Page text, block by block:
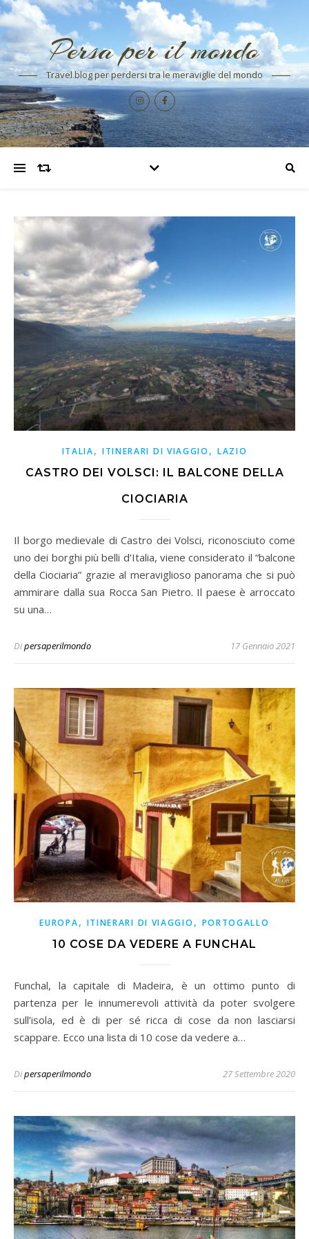
Persa per il mondo
Travel blog per perdersi tra le meraviglie del mondo
ITALIA, ITINERARI DI VIAGGIO , LAZIO
CASTRO DEI VOLSCI: IL BALCONE DELLA
CIOCIARIA
Il borgo medievale di Castro dei Volsci, riconosciuto come
uno dei borghi più belli d’Italia, viene considerato il “balcone
della Ciociaria” grazie al meraviglioso panorama che si può
ammirare dalla sua Rocca San Pietro. Il paese è arroccato
su una…
Dipersaperilmondo 17 Gennaio 2021
EUROPA, ITINERARI DI VIAGGIO , PORTOGALLO
10 COSE DA VEDERE A FUNCHAL
Funchal, la capitale di Madeira, è un ottimo punto di
partenza per le innumerevoli attività da poter svolgere
sull’isola, ed è di per sé ricca di cose da non lasciarsi
scappare. Ecco una lista di 10 cose da vedere a…
Dipersaperilmondo 27 Settembre 2020